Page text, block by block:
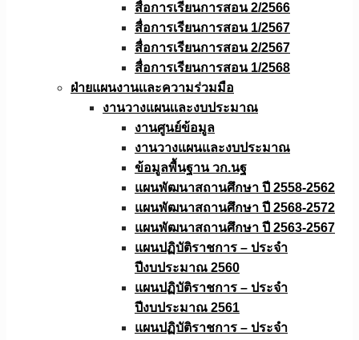
สื่อการเรียนการสอน 2/2566
สื่อการเรียนการสอน 1/2567
สื่อการเรียนการสอน 2/2567
สื่อการเรียนการสอน 1/2568
ฝ่ายแผนงานเเละความร่วมมือ
งานวางแผนเเละงบประมาณ
งานศูนย์ข้อมูล
งานวางแผนและงบประมาณ
ข้อมูลพื้นฐาน วก.นฐ
แผนพัฒนาสถานศึกษา ปี 2558-2562
แผนพัฒนาสถานศึกษา ปี 2568-2572
แผนพัฒนาสถานศึกษา ปี 2563-2567
แผนปฏิบัติราชการ – ประจำ
ปีงบประมาณ 2560
แผนปฏิบัติราชการ – ประจำ
ปีงบประมาณ 2561
แผนปฏิบัติราชการ – ประจำ